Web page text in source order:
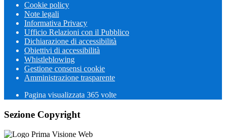
Cookie policy
Note legali
Informativa Privacy
Ufficio Relazioni con il Pubblico
Dichiarazione di accessibilità
Obiettivi di accessibilità
Whistleblowing
Gestione consensi cookie
Amministrazione trasparente
Pagina visualizzata 365 volte
Sezione Copyright